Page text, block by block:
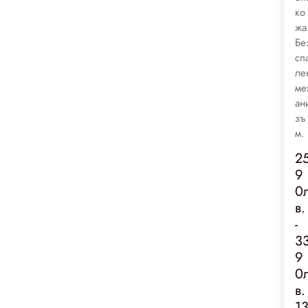
ко
зъ
м.
9
в.
-
9
в.